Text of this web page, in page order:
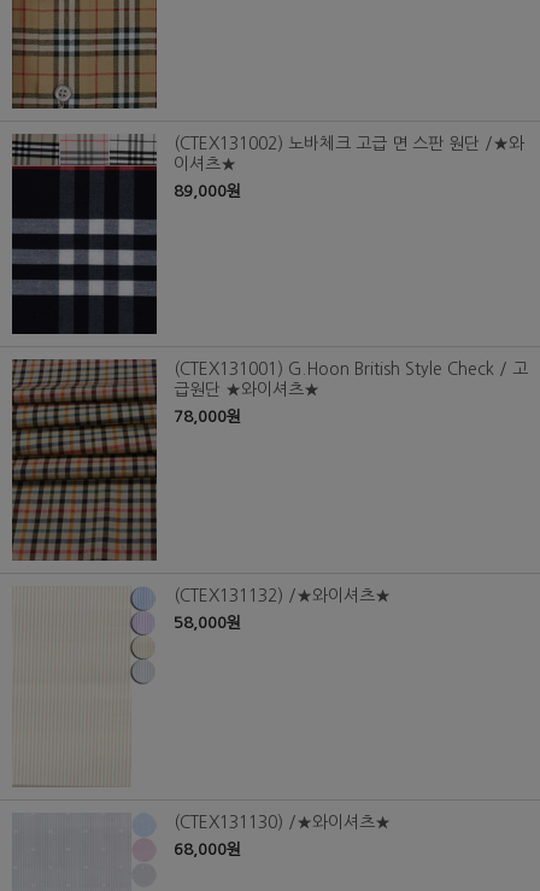
(CTEX131002) 노바체크 고급 면 스판 원단 /★와
이셔츠★
89,000원
(CTEX131001) G.Hoon British Style Check / 고
급원단 ★와이셔츠★
78,000원
(CTEX131132) /★와이셔츠★
58,000원
(CTEX131130) /★와이셔츠★
68,000원